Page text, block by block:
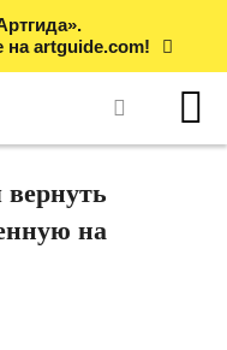
artguide.com!
на